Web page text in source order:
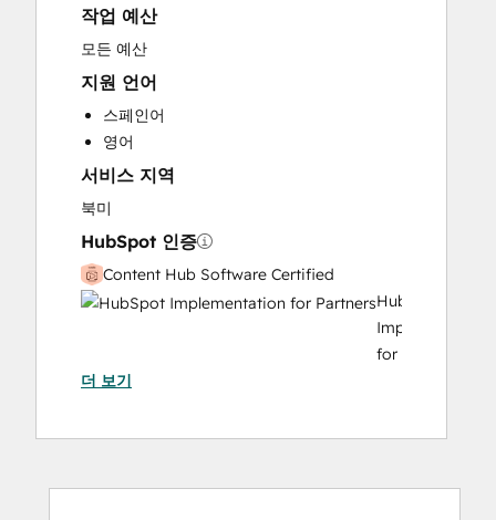
Customer Survey and Analysis
Email Marketing
Help Desk Implementation
HubSpot Onboarding
Knowledge Base Development
Paid Advertising
Programmable Automation
Sales and Marketing Alignment
Sales Coaching and Training
Sales Enablement
Video Production
Website Development
작업 예산
모든 예산
지원 언어
스페인어
영어
서비스 지역
북미
HubSpot 인증
Content Hub Software Certified
HubSpot
Implementation
for
Certification
Certification
더 보기